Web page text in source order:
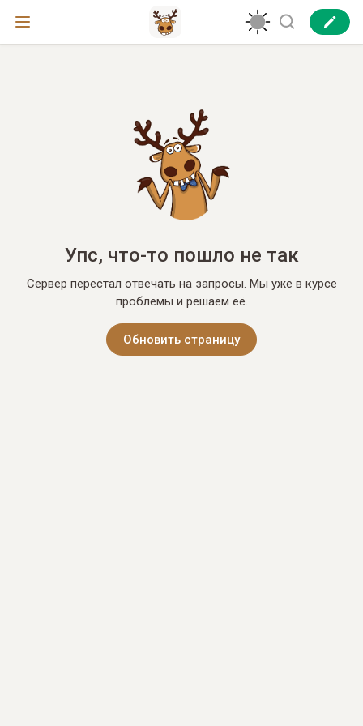
Упс, что-то пошло не так
Сервер перестал отвечать на запросы. Мы уже в курсе
проблемы и решаем её.
Обновить страницу